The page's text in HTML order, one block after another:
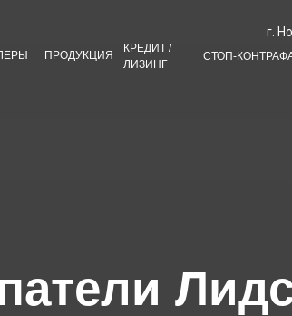
г.
СТОП-
КРЕДИТ /
ЛИЗИНГ
ПРОДУКЦИЯ